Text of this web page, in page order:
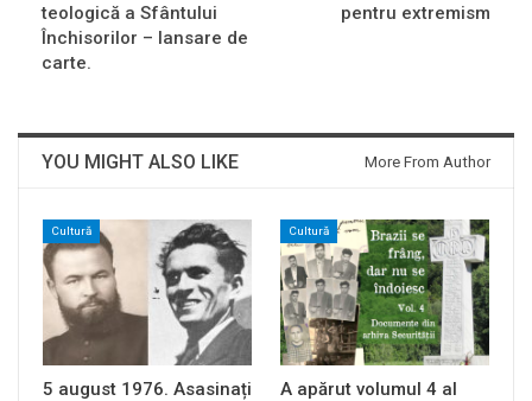
teologică a Sfântului
Închisorilor – lansare de
carte.
pentru extremism
YOU MIGHT ALSO LIKE More From Author
Cultură
5 august 1976. Asasinați
Cultură
A apărut volumul 4 al